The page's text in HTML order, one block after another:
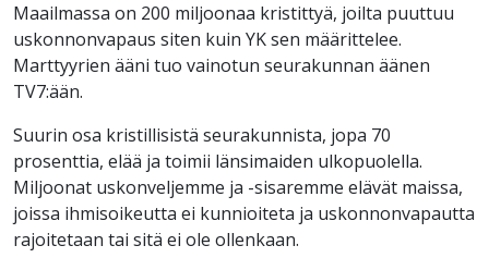
Maailmassa on 200 miljoonaa kristittyä, joilta puuttuu
uskonnonvapaus siten kuin YK sen määrittelee.
Marttyyrien ääni tuo vainotun seurakunnan äänen
TV7:ään.
Suurin osa kristillisistä seurakunnista, jopa 70
prosenttia, elää ja toimii länsimaiden ulkopuolella.
Miljoonat uskonveljemme ja -sisaremme elävät maissa,
joissa ihmisoikeutta ei kunnioiteta ja uskonnonvapautta
rajoitetaan tai sitä ei ole ollenkaan.